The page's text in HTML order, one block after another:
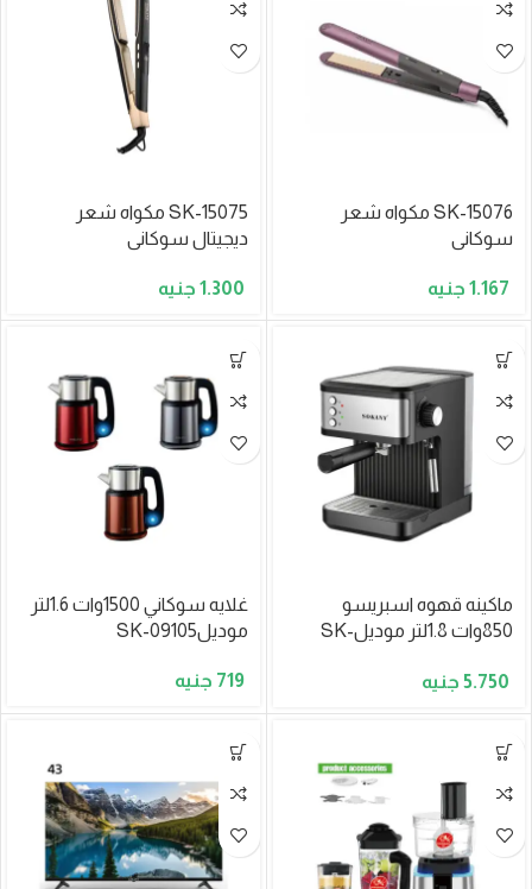
SK-15076 مكواه شعر
سوكانى
1.167
SK-15075 مكواه شعر
ديجيتال سوكانى
1.300
ماكينه قهوه اسبريسو
850وات 1.8لتر موديلSK-
5.750
غلايه سوكاني 1500وات 1.6لتر
موديلSK-09105
719